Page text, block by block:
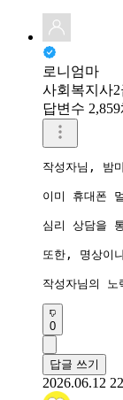
로니엄마
사회복지사2
답변수 2,859
작성자님, 밤
이미 휴대폰
심리 상담을
또한, 명상이
작성자님의
0
답글 쓰기
2026.06.12